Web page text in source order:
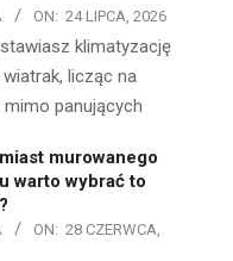
ON: 24 LIPCA, 2026
klimatyzację
licząc na
panujących
murowanego
warto wybrać to
ON: 28 CZERWCA,